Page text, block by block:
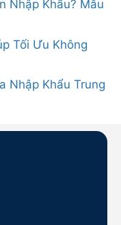
Nhập Khẩu? Mẫu
Tối Ưu Không
Nhập Khẩu Trung